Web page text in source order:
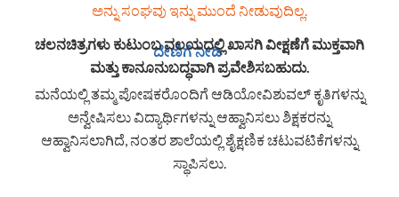
ದೇಣಿಗೆ ನೀಡಿ
ಅನ್ನು ಸಂಘವು ಇನ್ನು ಮುಂದೆ ನೀಡುವುದಿಲ್ಲ.
ಚಲನಚಿತ್ರಗಳು ಕುಟುಂಬ ವಲಯದಲ್ಲಿ ಖಾಸಗಿ ವೀಕ್ಷಣೆಗೆ ಮುಕ್ತವಾಗಿ
ಮತ್ತು ಕಾನೂನುಬದ್ಧವಾಗಿ ಪ್ರವೇಶಿಸಬಹುದು.
ಮನೆಯಲ್ಲಿ ತಮ್ಮ ಪೋಷಕರೊಂದಿಗೆ ಆಡಿಯೋವಿಶುವಲ್ ಕೃತಿಗಳನ್ನು
ಅನ್ವೇಷಿಸಲು ವಿದ್ಯಾರ್ಥಿಗಳನ್ನು ಆಹ್ವಾನಿಸಲು ಶಿಕ್ಷಕರನ್ನು
ಆಹ್ವಾನಿಸಲಾಗಿದೆ, ನಂತರ ಶಾಲೆಯಲ್ಲಿ ಶೈಕ್ಷಣಿಕ ಚಟುವಟಿಕೆಗಳನ್ನು
ಸ್ಥಾಪಿಸಲು.